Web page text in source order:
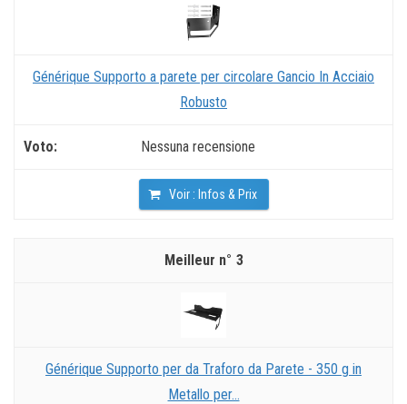
Générique Supporto a parete per circolare Gancio In Acciaio
Robusto
Nessuna recensione
Voir : Infos & Prix
3
Générique Supporto per da Traforo da Parete - 350 g in
Metallo per...